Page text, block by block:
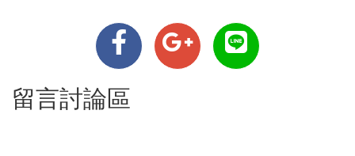
留言討論區